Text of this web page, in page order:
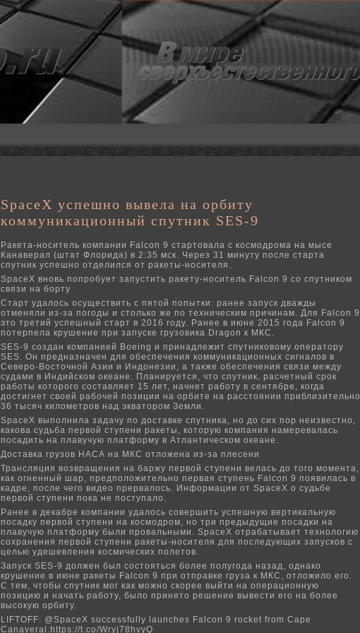
SpaceX успешно вывела на орбиту
коммуникационный спутник SES-9
Ракета-носитель компании Falcon 9 стартовала с космодрома на мысе
Канаверал (штат Флорида) в 2:35 мск. Через 31 минуту после старта
спутник успешно отделился от ракеты-носителя.
SpaceX вновь попробует запустить ракету-носитель Falcon 9 со спутником
связи на борту
Старт удалось осуществить с пятой попытки: ранее запуск дважды
отменяли из-за погоды и столько же по техническим причинам. Для Falcon 9
это третий успешный старт в 2016 году. Ранее в июне 2015 года Falcon 9
потерпела крушение при запуске грузовика Dragon к МКС.
SES-9 создан компанией Boeing и принадлежит спутниковому оператору
SES. Он предназначен для обеспечения коммуникационных сигналов в
Северо-Восточной Азии и Индонезии, а также обеспечения связи между
судами в Индийском океане. Планируется, что спутник, расчетный срок
работы которого составляет 15 лет, начнет работу в сентябре, когда
достигнет своей рабочей позиции на орбите на расстоянии приблизительно
36 тысяч километров над экватором Земли.
SpaceX выполнила задачу по доставке спутника, но до сих пор неизвестно,
какова судьба первой ступени ракеты, которую компания намеревалась
посадить на плавучую платформу в Атлантическом океане.
Доставка грузов НАСА на МКС отложена из-за плесени
Трансляция возвращения на баржу первой ступени велась до того момента,
как огненный шар, предположительно первая ступень Falcon 9 появилась в
кадре, после чего видео прервалось. Информации от SpaceX о судьбе
первой ступени пока не поступало.
Ранее в декабре компании удалось совершить успешную вертикальную
посадку первой ступени на космодром, но три предыдущие посадки на
плавучую платформу были провальными. SpaceX отрабатывает технологию
сохранения первой ступени ракеты-носителя для последующих запусков с
целью удешевления космических полетов.
Запуск SES-9 должен был состояться более полугода назад, однако
крушение в июне ракеты Falcon 9 при отправке груза к МКС, отложило его.
С тем, чтобы спутник мог как можно скорее выйти на операционную
позицию и начать работу, было принято решение вывести его на более
высокую орбиту.
LIFTOFF: @SpaceX successfully launches Falcon 9 rocket from Cape
Canaveral.https://t.co/Wryj78hvyQ